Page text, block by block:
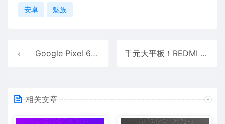
安卓 魅族
Google Pixel 6a爆燃事故频发：谷歌自Pixel 4a后 再推电池性能计划 千元大平板！REDMI Pad 2官宣搭载11英寸2.5K柔光屏
相关文章